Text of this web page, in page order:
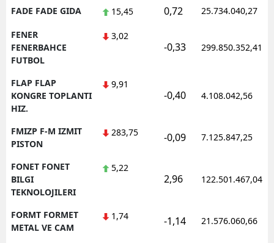
FADE FADE GIDA 15,45 0,72 25.734.040,27
FENER
FENERBAHCE
FUTBOL
3,02
-0,33 299.850.352,41
FLAP FLAP
KONGRE TOPLANTI
HIZ.
9,91
-0,40 4.108.042,56
FMIZP F-M IZMIT
PISTON
283,75 -0,09 7.125.847,25
FONET FONET
BILGI
TEKNOLOJILERI
5,22
2,96 122.501.467,04
FORMT FORMET
METAL VE CAM
1,74 -1,14 21.576.060,66